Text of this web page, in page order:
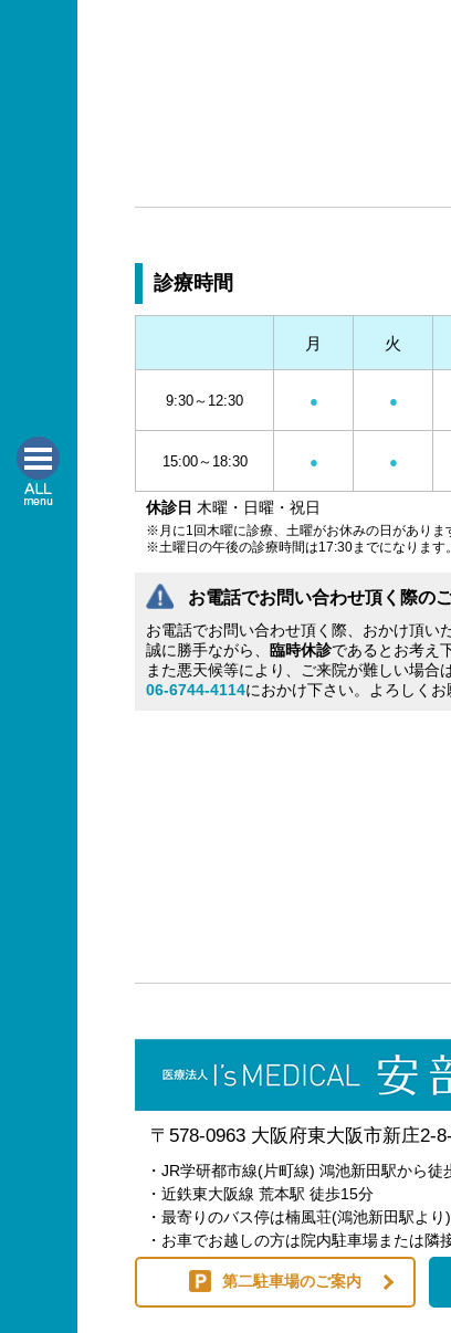
診療時間
休診日 木曜・日曜・祝日
※月に1回木曜に診療、土曜がお休みの日がありま
※土曜日の午後の診療時間は17:30までになります。
月 火
9:30～12:30 ● ●
15:00～18:30 ● ●
お電話でお問い合わせ頂く際の
お電話でお問い合わせ頂く際、おかけ頂い
誠に勝手ながら、 臨時休診であるとお考え
また悪天候等により、ご来院が難しい場合
06-6744-4114におかけ下さい。よろしくお
〒578-0963 大阪府東大阪市新庄2-
・JR学研都市線(片町線) 鴻池新田駅から徒
・近鉄東大阪線 荒本駅 徒歩15分
・最寄りのバス停は楠風荘(鴻池新田駅よ
・お車でお越しの方は院内駐車場または隣
第二駐車場のご案内